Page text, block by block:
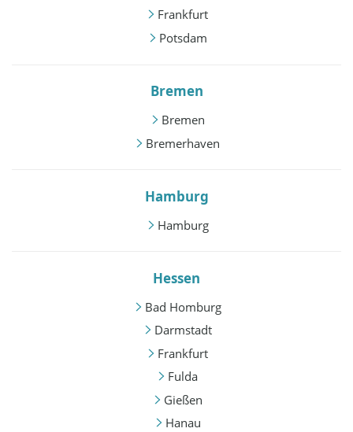
Frankfurt
Potsdam
Bremen
Bremen
Bremerhaven
Hamburg
Hamburg
Hessen
Bad Homburg
Darmstadt
Frankfurt
Fulda
Gießen
Hanau